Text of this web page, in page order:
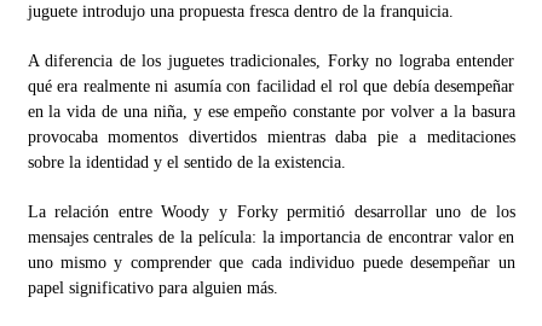
juguete introdujo una propuesta fresca dentro de la franquicia.
A diferencia de los juguetes tradicionales, Forky no lograba entender
qué era realmente ni asumía con facilidad el rol que debía desempeñar
en la vida de una niña, y ese empeño constante por volver a la basura
provocaba momentos divertidos mientras daba pie a meditaciones
sobre la identidad y el sentido de la existencia.
La relación entre Woody y Forky permitió desarrollar uno de los
mensajes centrales de la película: la importancia de encontrar valor en
uno mismo y comprender que cada individuo puede desempeñar un
papel significativo para alguien más.